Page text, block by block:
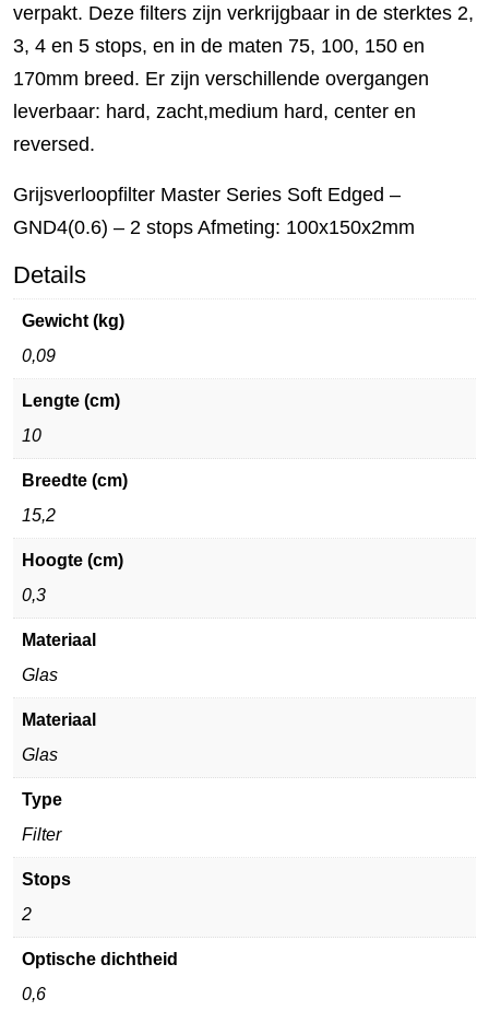
verpakt. Deze filters zijn verkrijgbaar in de sterktes 2,
3, 4 en 5 stops, en in de maten 75, 100, 150 en
170mm breed. Er zijn verschillende overgangen
leverbaar: hard, zacht,medium hard, center en
reversed.
Grijsverloopfilter Master Series Soft Edged –
GND4(0.6) – 2 stops Afmeting: 100x150x2mm
Details
Gewicht (kg)
0,09
Lengte (cm)
10
Breedte (cm)
15,2
Hoogte (cm)
0,3
Materiaal
Glas
Materiaal
Glas
Type
Filter
Stops
2
Optische dichtheid
0,6